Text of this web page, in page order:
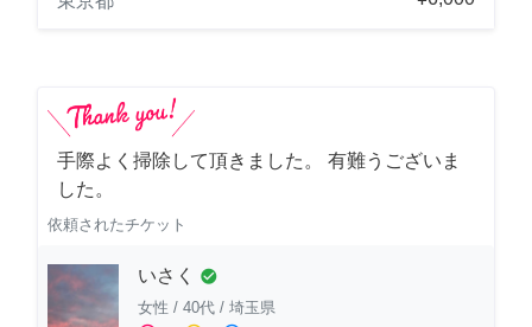
手際よく掃除して頂きました。 有難うございま
した。
依頼されたチケット
いさく check_circle
女性 / 40代 / 埼玉県